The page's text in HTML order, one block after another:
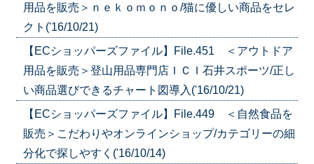
用品を販売＞ｎｅｋｏｍｏｎｏ/猫に優しい商品をセレ
クト('16/10/21)
【ECショッパーズファイル】File.451 ＜アウトドア
用品を販売＞登山用品専門店ＩＣＩ石井スポーツ/正し
い商品選びできるチャート図導入('16/10/21)
【ECショッパーズファイル】File.449 ＜自然食品を
販売＞こだわりやオンラインショップ/カテゴリーの細
分化で探しやすく('16/10/14)